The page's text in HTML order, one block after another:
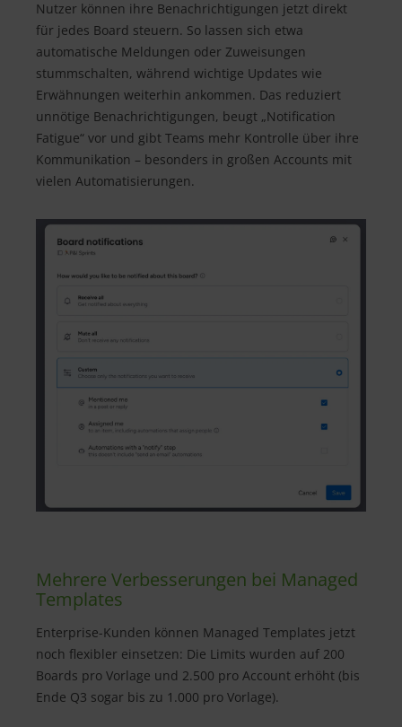
Nutzer können ihre Benachrichtigungen jetzt direkt
für jedes Board steuern. So lassen sich etwa
automatische Meldungen oder Zuweisungen
stummschalten, während wichtige Updates wie
Erwähnungen weiterhin ankommen. Das reduziert
unnötige Benachrichtigungen, beugt „Notification
Fatigue“ vor und gibt Teams mehr Kontrolle über ihre
Kommunikation – besonders in großen Accounts mit
vielen Automatisierungen.
Mehrere Verbesserungen bei Managed
Templates
Enterprise-Kunden können Managed Templates jetzt
noch flexibler einsetzen: Die Limits wurden auf 200
Boards pro Vorlage und 2.500 pro Account erhöht (bis
Ende Q3 sogar bis zu 1.000 pro Vorlage).